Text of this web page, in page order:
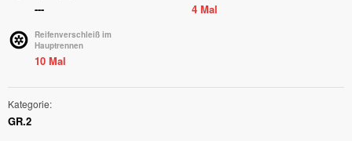
--- 4 Mal
Reifenverschleiß im
Hauptrennen
10 Mal
Kategorie
GR.2